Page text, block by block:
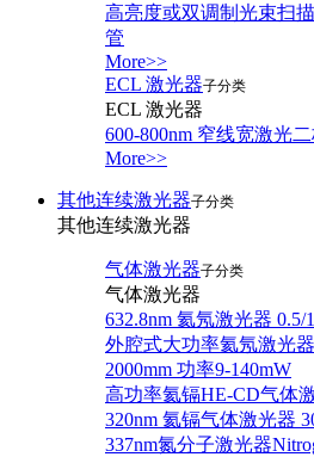
高亮度或双调制光束扫
管
More>>
ECL 激光器子分类
ECL 激光器
600-800nm 窄线宽激光
More>>
其他连续激光器子分类
其他连续激光器
气体激光器子分类
气体激光器
632.8nm 氦氖激光器 0.5/
外腔式大功率氦氖激光
2000mm 功率9-140mW
高功率氦镉HE-CD气体
320nm 氦镉气体激光器
337nm氮分子激光器